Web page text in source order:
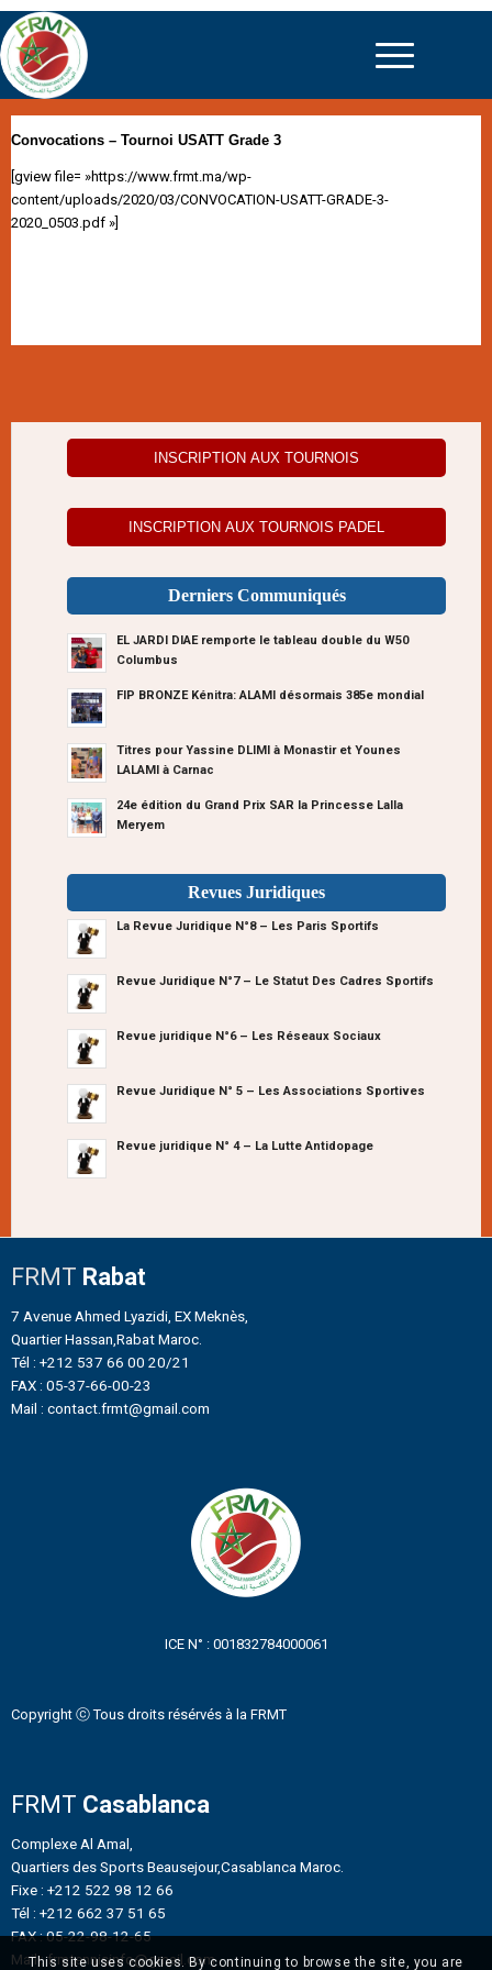
Convocations – Tournoi USATT Grade 3
[gview file= »https://www.frmt.ma/wp-
content/uploads/2020/03/CONVOCATION-USATT-GRADE-3-
2020_0503.pdf »]
INSCRIPTION AUX TOURNOIS
INSCRIPTION AUX TOURNOIS PADEL
Derniers Communiqués
EL JARDI DIAE remporte le tableau double du W50
Columbus
FIP BRONZE Kénitra: ALAMI désormais 385e mondial
Titres pour Yassine DLIMI à Monastir et Younes
LALAMI à Carnac
24e édition du Grand Prix SAR la Princesse Lalla
Meryem
Revues Juridiques
La Revue Juridique N°8 – Les Paris Sportifs
Revue Juridique N°7 – Le Statut Des Cadres Sportifs
Revue juridique N°6 – Les Réseaux Sociaux
Revue Juridique N° 5 – Les Associations Sportives
Revue juridique N° 4 – La Lutte Antidopage
FRMT Rabat
7 Avenue Ahmed Lyazidi, EX Meknès,
Quartier Hassan,Rabat Maroc.
Tél : +212 537 66 00 20/21
FAX : 05-37-66-00-23
Mail : contact.frmt@gmail.com
ICE N° : 001832784000061
Copyright ⓒ Tous droits résérvés à la FRMT
FRMT Casablanca
Complexe Al Amal,
Quartiers des Sports Beausejour,Casablanca Maroc.
Fixe : +212 522 98 12 66
Tél : +212 662 37 51 65
FAX : 05-22-98-12-65
Mail : frmtennisinfo@gmail.com
This site uses cookies. By continuing to browse the site, you are